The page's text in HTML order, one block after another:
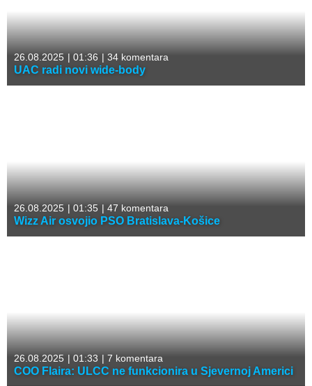
26.08.2025 | 01:36 | 34 komentara
UAC radi novi wide-body
26.08.2025 | 01:35 | 47 komentara
Wizz Air osvojio PSO Bratislava-Košice
26.08.2025 | 01:33 | 7 komentara
COO Flaira: ULCC ne funkcionira u Sjevernoj Americi